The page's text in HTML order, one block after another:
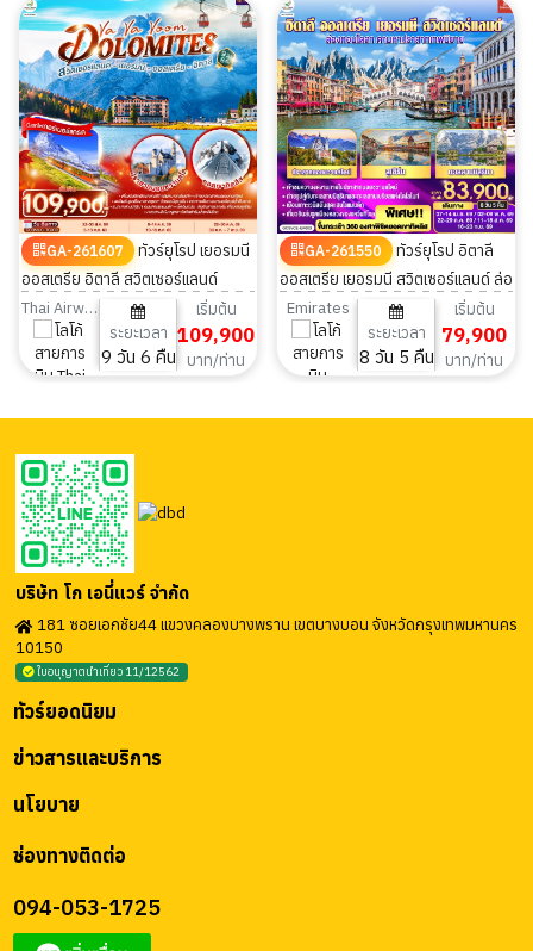
GA-261607
ทัวร์ยุโรป เยอรมนี
ออสเตรีย อิตาลี สวิตเซอร์แลนด์
Dolomites 9 วัน 6 คืน
Thai Airways
ระยะเวลา
9 วัน 6 คืน
เริ่มต้น
109,900
บาท/ท่าน
GA-261550
ทัวร์ยุโรป อิตาลี
ออสเตรีย เยอรมนี สวิตเซอร์แลนด์ ล่อ
งกอนโดลา 8 วัน 5 คืน
Emirates
ระยะเวลา
8 วัน 5 คืน
เริ่มต้น
79,900
บาท/ท่าน
บริษัท โก เอนี่แวร์ จำกัด
181 ซอยเอกชัย44 แขวงคลองบางพราน เขตบางบอน จังหวัดกรุงเทพมหานคร
10150
ใบอนุญาตนำเที่ยว 11/12562
ช่องทางติดต่อ
094-053-1725
นโยบาย
ข่าวสารและบริการ
ทัวร์ยอดนิยม